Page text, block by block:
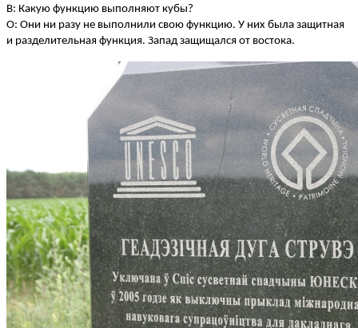
В: Какую функцию выполняют кубы?
О: Они ни разу не выполнили свою функцию. У них была защитная
и разделительная функция. Запад защищался от востока.